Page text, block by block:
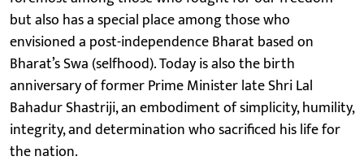
but also has a special place among those who
envisioned a post-independence Bharat based on
Bharat’s Swa (selfhood). Today is also the birth
anniversary of former Prime Minister late Shri Lal
Bahadur Shastriji, an embodiment of simplicity, humility,
integrity, and determination who sacrificed his life for
the nation.